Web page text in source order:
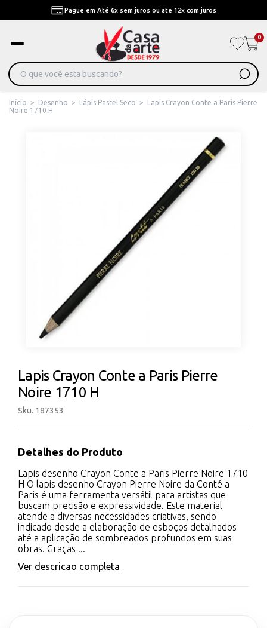
Pague em Até 6x sem juros ou ate 12x com juros
0
Início > Desenho > Lápis Pastel Seco >
Lapis Crayon Conte a Paris Pierre
Noire 1710 H
Lapis Crayon Conte a Paris Pierre
Noire 1710 H
Sku. 187353
Detalhes do Produto
Lapis desenho Crayon Conte a Paris Pierre Noire 1710
H O lapis desenho Crayon Pierre Noire da Conté a
Paris é uma ferramenta versátil para artistas que
buscam precisão e expressividade. Este material
atende a diversas necessidades criativas, sendo
indicado desde a elaboração de esboços detalhados
até a aplicação de sombreados profundos em suas
obras. Graças ...
Ver descricao completa